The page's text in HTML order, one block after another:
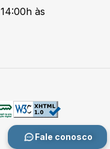
Fale conosco
às